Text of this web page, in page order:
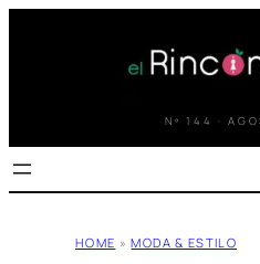
Nº 144 ·
HOME » MODA & ESTILO